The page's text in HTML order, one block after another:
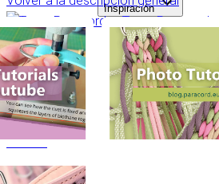
Inspiración
Team Paracord.eu
Paracord
Tutorial
Compartir